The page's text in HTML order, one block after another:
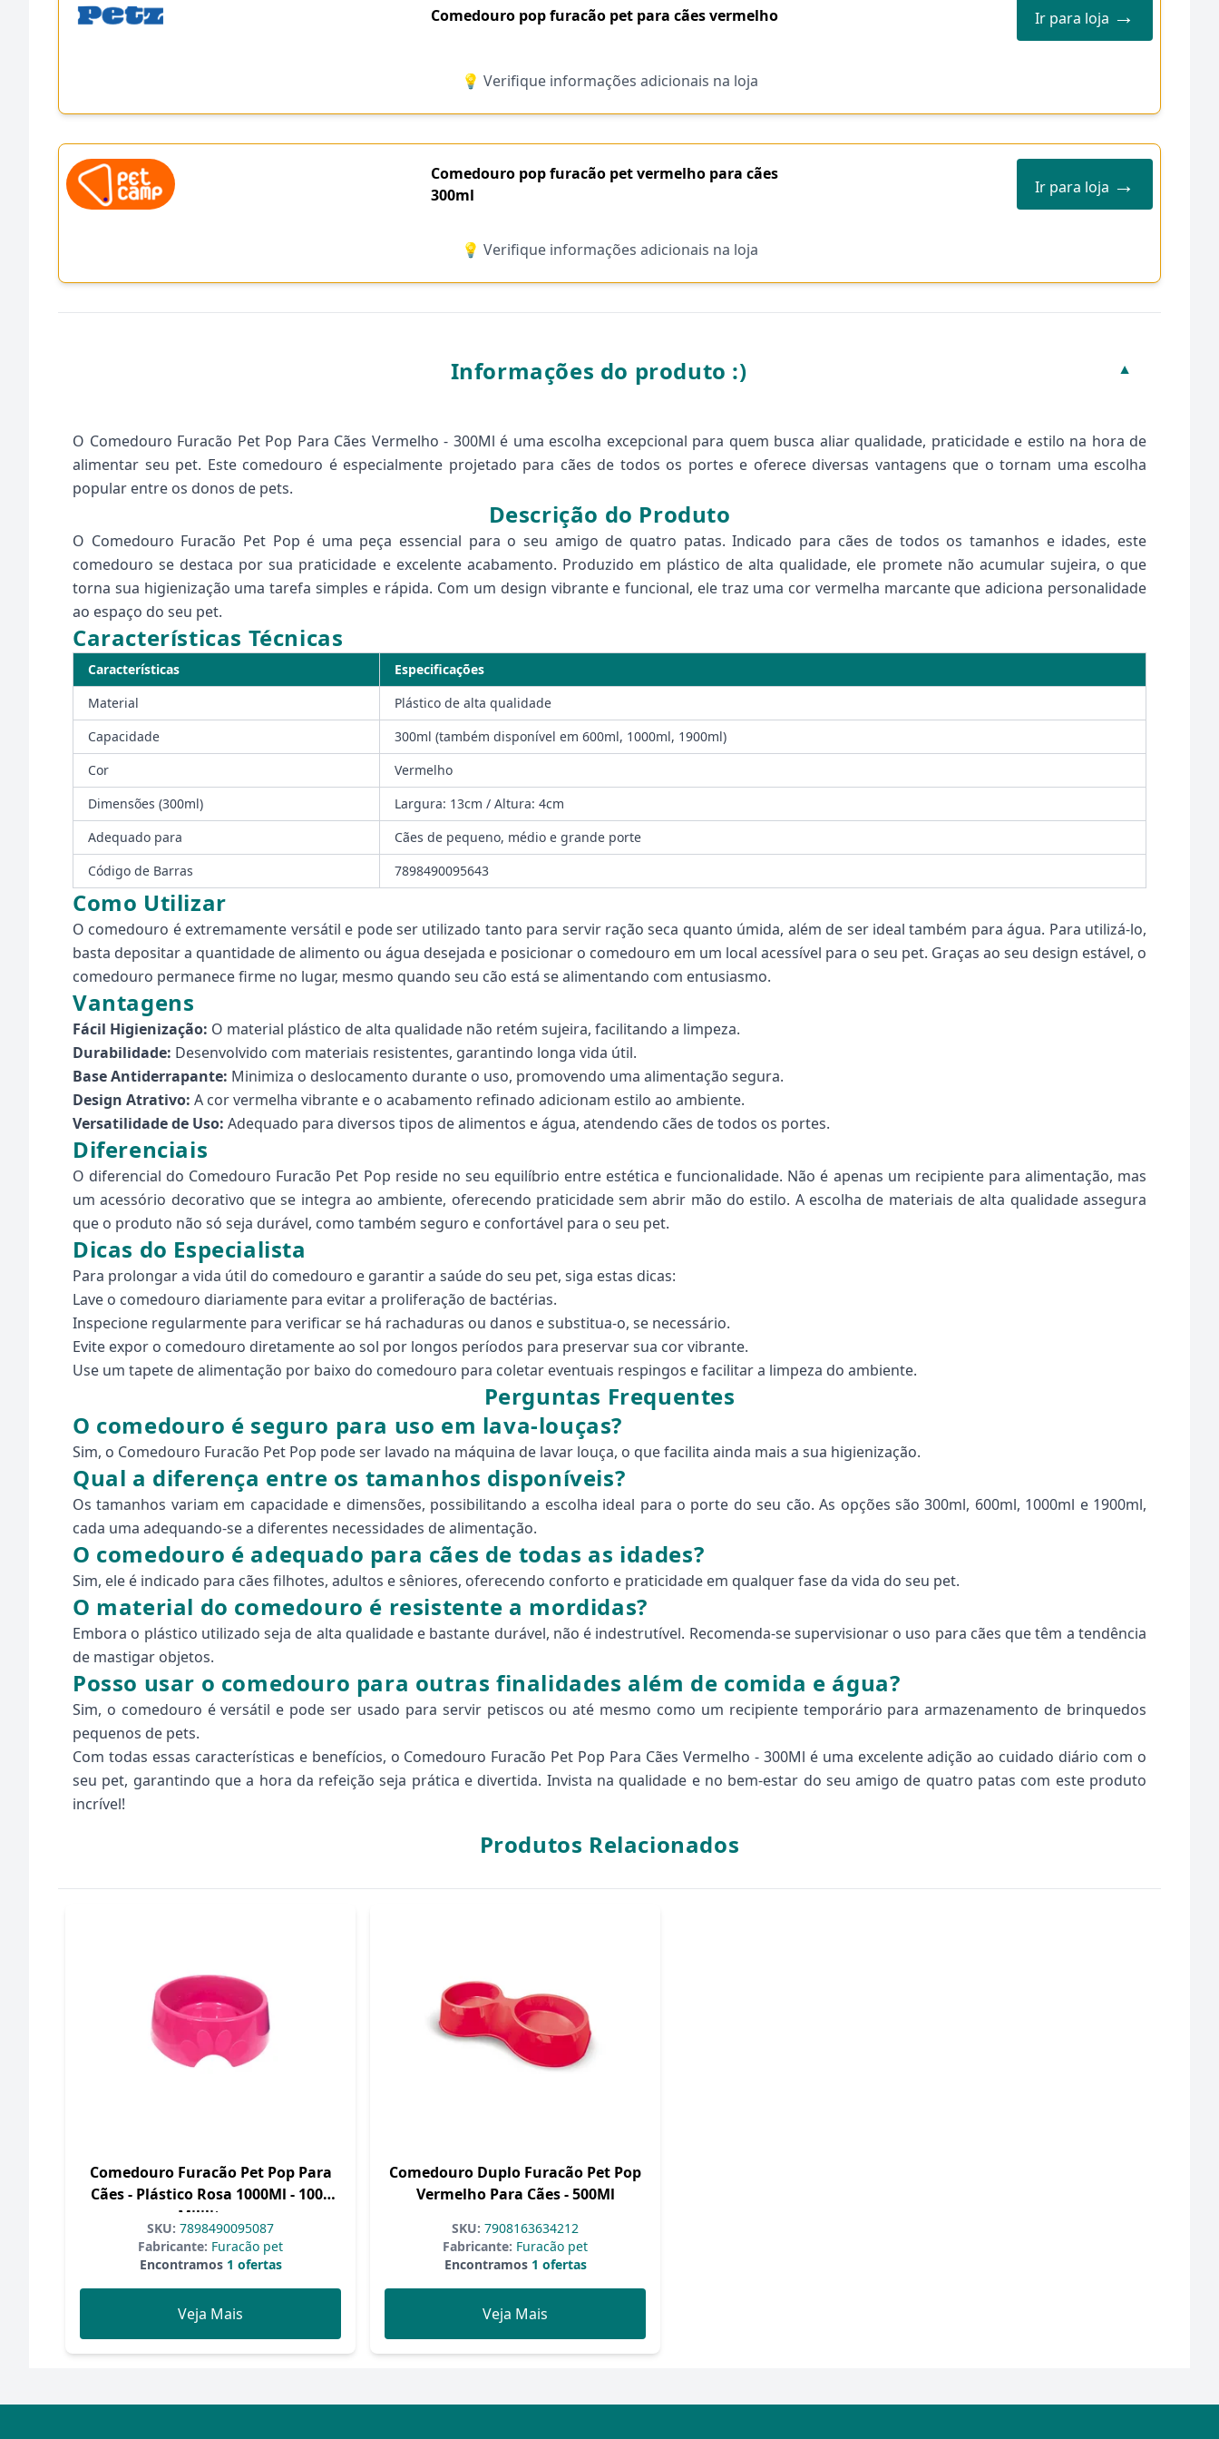
Comedouro pop furacão pet para cães vermelho Ir para loja →
💡 Verifique informações adicionais na loja
Comedouro pop furacão pet vermelho para cães
300ml
Ir para loja →
💡 Verifique informações adicionais na loja
Informações do produto :) ▼
O Comedouro Furacão Pet Pop Para Cães Vermelho - 300Ml é uma escolha excepcional para quem busca aliar qualidade, praticidade e estilo na hora de
alimentar seu pet. Este comedouro é especialmente projetado para cães de todos os portes e oferece diversas vantagens que o tornam uma escolha
popular entre os donos de pets.
Descrição do Produto
O Comedouro Furacão Pet Pop é uma peça essencial para o seu amigo de quatro patas. Indicado para cães de todos os tamanhos e idades, este
comedouro se destaca por sua praticidade e excelente acabamento. Produzido em plástico de alta qualidade, ele promete não acumular sujeira, o que
torna sua higienização uma tarefa simples e rápida. Com um design vibrante e funcional, ele traz uma cor vermelha marcante que adiciona personalidade
ao espaço do seu pet.
Características Técnicas
Características
Especificações
Material
Plástico de alta qualidade
Capacidade
300ml (também disponível em 600ml, 1000ml, 1900ml)
Cor
Vermelho
Dimensões (300ml)
Largura: 13cm / Altura: 4cm
Adequado para
Cães de pequeno, médio e grande porte
Código de Barras
7898490095643
Como Utilizar
O comedouro é extremamente versátil e pode ser utilizado tanto para servir ração seca quanto úmida, além de ser ideal também para água. Para utilizá-lo,
basta depositar a quantidade de alimento ou água desejada e posicionar o comedouro em um local acessível para o seu pet. Graças ao seu design estável, o
comedouro permanece firme no lugar, mesmo quando seu cão está se alimentando com entusiasmo.
Vantagens
Fácil Higienização: O material plástico de alta qualidade não retém sujeira, facilitando a limpeza.
Durabilidade: Desenvolvido com materiais resistentes, garantindo longa vida útil.
Base Antiderrapante: Minimiza o deslocamento durante o uso, promovendo uma alimentação segura.
Design Atrativo: A cor vermelha vibrante e o acabamento refinado adicionam estilo ao ambiente.
Versatilidade de Uso: Adequado para diversos tipos de alimentos e água, atendendo cães de todos os portes.
Diferenciais
O diferencial do Comedouro Furacão Pet Pop reside no seu equilíbrio entre estética e funcionalidade. Não é apenas um recipiente para alimentação, mas
um acessório decorativo que se integra ao ambiente, oferecendo praticidade sem abrir mão do estilo. A escolha de materiais de alta qualidade assegura
que o produto não só seja durável, como também seguro e confortável para o seu pet.
Dicas do Especialista
Para prolongar a vida útil do comedouro e garantir a saúde do seu pet, siga estas dicas:
Lave o comedouro diariamente para evitar a proliferação de bactérias.
Inspecione regularmente para verificar se há rachaduras ou danos e substitua-o, se necessário.
Evite expor o comedouro diretamente ao sol por longos períodos para preservar sua cor vibrante.
Use um tapete de alimentação por baixo do comedouro para coletar eventuais respingos e facilitar a limpeza do ambiente.
Perguntas Frequentes
O comedouro é seguro para uso em lava-louças?
Sim, o Comedouro Furacão Pet Pop pode ser lavado na máquina de lavar louça, o que facilita ainda mais a sua higienização.
Qual a diferença entre os tamanhos disponíveis?
Os tamanhos variam em capacidade e dimensões, possibilitando a escolha ideal para o porte do seu cão. As opções são 300ml, 600ml, 1000ml e 1900ml,
cada uma adequando-se a diferentes necessidades de alimentação.
O comedouro é adequado para cães de todas as idades?
Sim, ele é indicado para cães filhotes, adultos e sêniores, oferecendo conforto e praticidade em qualquer fase da vida do seu pet.
O material do comedouro é resistente a mordidas?
Embora o plástico utilizado seja de alta qualidade e bastante durável, não é indestrutível. Recomenda-se supervisionar o uso para cães que têm a tendência
de mastigar objetos.
Posso usar o comedouro para outras finalidades além de comida e água?
Sim, o comedouro é versátil e pode ser usado para servir petiscos ou até mesmo como um recipiente temporário para armazenamento de brinquedos
pequenos de pets.
Com todas essas características e benefícios, o Comedouro Furacão Pet Pop Para Cães Vermelho - 300Ml é uma excelente adição ao cuidado diário com o
seu pet, garantindo que a hora da refeição seja prática e divertida. Invista na qualidade e no bem-estar do seu amigo de quatro patas com este produto
incrível!
Produtos Relacionados
Comedouro Furacão Pet Pop Para
Cães - Plástico Rosa 1000Ml - 1000
Mililitros
SKU: 7898490095087
Fabricante: Furacão pet
Encontramos1 ofertas
Veja Mais
Comedouro Duplo Furacão Pet Pop
Vermelho Para Cães - 500Ml
SKU: 7908163634212
Fabricante: Furacão pet
Encontramos1 ofertas
Veja Mais